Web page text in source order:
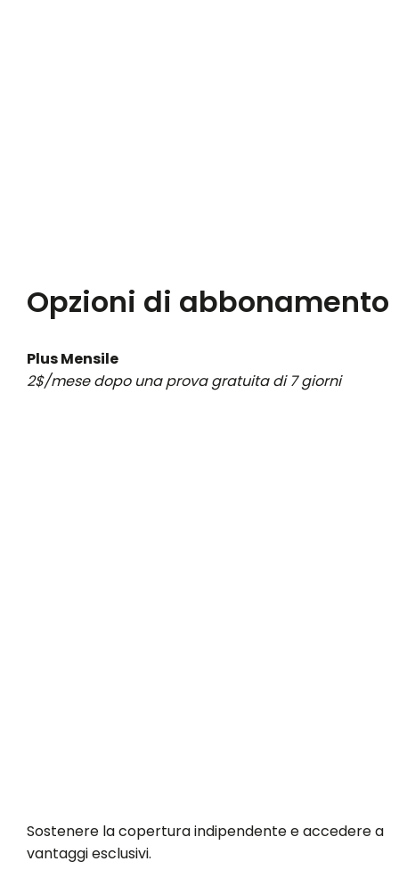
Opzioni di abbonamento
Plus Mensile
2$/mese dopo una prova gratuita di 7 giorni
Sostenere la copertura indipendente e accedere a
vantaggi esclusivi.